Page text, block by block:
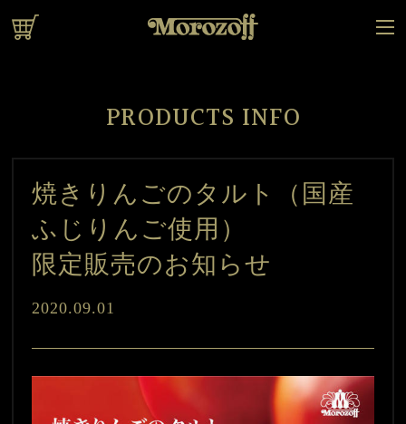
PRODUCTS INFO
焼きりんごのタルト（国産
ふじりんご使用）
限定販売のお知らせ
2020.09.01